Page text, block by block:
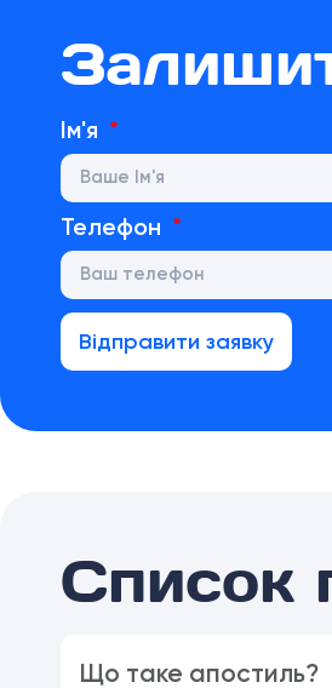
Ім'я
Телефон
Відправити заявку
Список
Що таке апостиль?